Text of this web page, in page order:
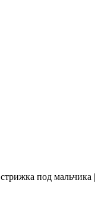
под